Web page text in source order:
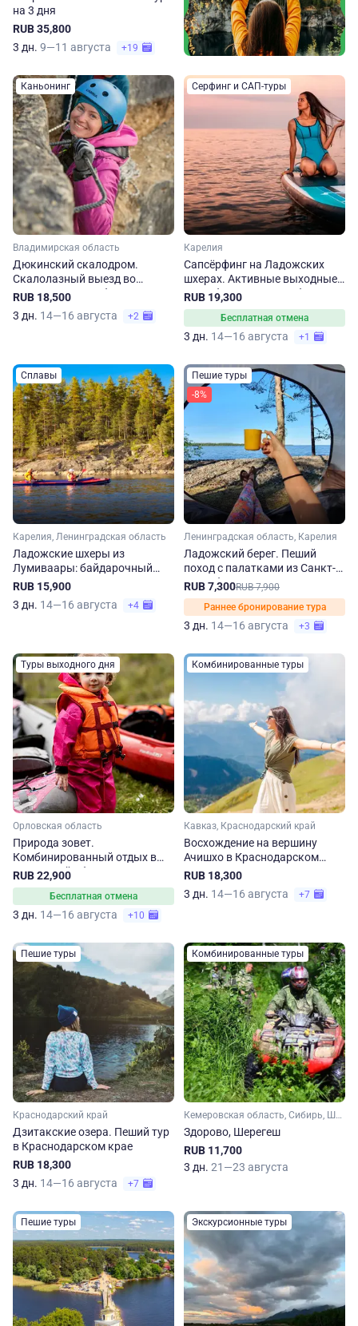
на 3 дня
RUB 35,800
3 дн. 9—11 августа +19
Каньонинг
Владимирская область
Дюкинский скалодром.
Скалолазный выезд во
Владимирскую область из
RUB 18,500
3 дн. 14—16 августа +2
Серфинг и САП-туры
Карелия
Сапсёрфинг на Ладожских
шхерах. Активные выходные с
трансфером из Петербурга
RUB 19,300
Бесплатная отмена
3 дн. 14—16 августа +1
Сплавы
Карелия, Ленинградская область
Ладожские шхеры из
Лумиваары: байдарочный
поход к острову Кит
RUB 15,900
3 дн. 14—16 августа +4
Пешие туры
-8%
Ленинградская область, Карелия
Ладожский берег. Пеший
поход с палатками из Санкт-
Петербурга
RUB 7,300RUB 7,900
Раннее бронирование тура
3 дн. 14—16 августа +3
Туры выходного дня
Орловская область
Природа зовет.
Комбинированный отдых в
Орловской области
RUB 22,900
Бесплатная отмена
3 дн. 14—16 августа +10
Комбинированные туры
Кавказ, Краснодарский край
Восхождение на вершину
Ачишхо в Краснодарском
крае
RUB 18,300
3 дн. 14—16 августа +7
Пешие туры
Краснодарский край
Дзитакские озера. Пеший тур
в Краснодарском крае
RUB 18,300
3 дн. 14—16 августа +7
Комбинированные туры
Кемеровская область, Сибирь, Шерегеш
Здорово, Шерегеш
RUB 11,700
3 дн. 21—23 августа
Пешие туры Экскурсионные туры